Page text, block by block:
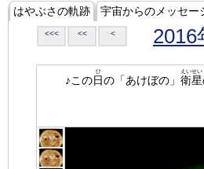
はやぶさの軌跡 宇宙からのメッセー
<<< << < 2016
♪この日
ひ
の「あけぼの」 衛星
えいせい